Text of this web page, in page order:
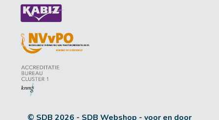
© SDB 2026 - SDB Webshop - voor en door